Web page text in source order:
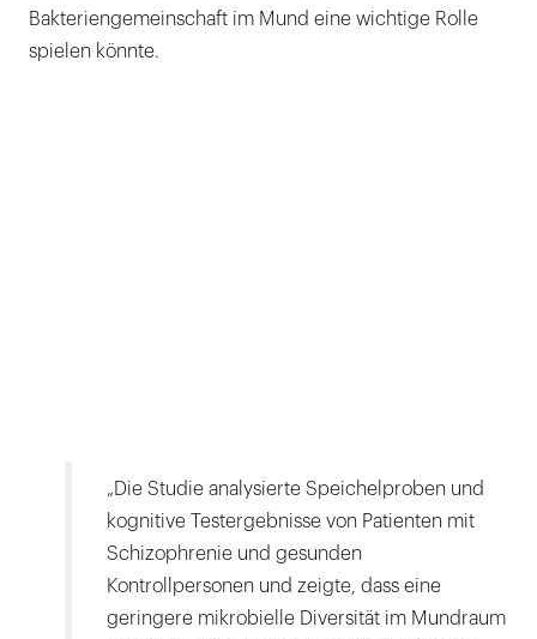
Bakteriengemeinschaft im Mund eine wichtige Rolle
spielen könnte.
„Die Studie analysierte Speichelproben und
kognitive Testergebnisse von Patienten mit
Schizophrenie und gesunden
Kontrollpersonen und zeigte, dass eine
geringere mikrobielle Diversität im Mundraum